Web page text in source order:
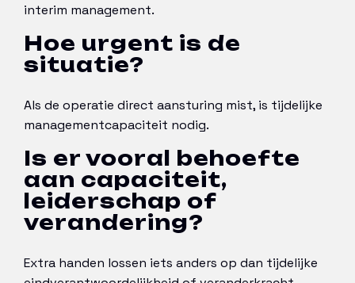
interim management.
Hoe urgent is de
situatie?
Als de operatie direct aansturing mist, is tijdelijke
managementcapaciteit nodig.
Is er vooral behoefte
aan capaciteit,
leiderschap of
verandering?
Extra handen lossen iets anders op dan tijdelijke